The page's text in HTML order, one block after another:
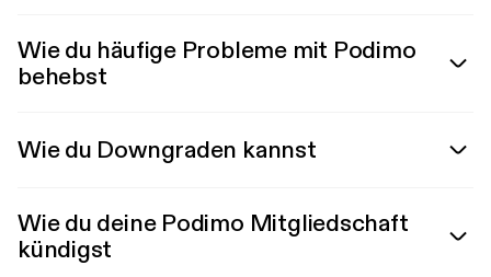
Wie du häufige Probleme mit Podimo
behebst
Wie du Downgraden kannst
Wie du deine Podimo Mitgliedschaft
kündigst